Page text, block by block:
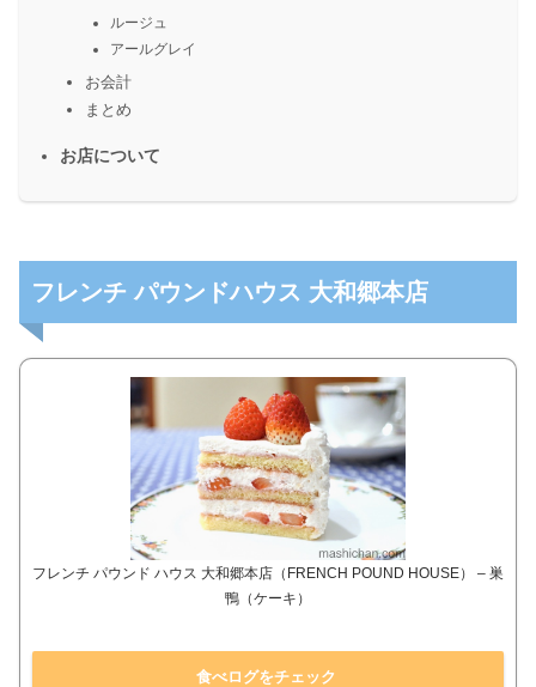
ルージュ
アールグレイ
お会計
まとめ
お店について
フレンチ パウンドハウス 大和郷本店
フレンチ パウンド ハウス 大和郷本店（FRENCH POUND HOUSE） – 巣
鴨（ケーキ）
食べログをチェック